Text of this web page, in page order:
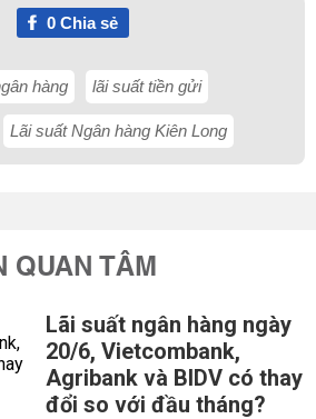
0Chia sẻ
hàng lãi suất tiền gửi
Lãi suất Ngân hàng Kiên Long
QUAN TÂM
Lãi suất ngân hàng ngày
20/6, Vietcombank,
Agribank và BIDV có thay
đổi so với đầu tháng?